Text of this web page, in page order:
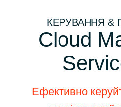
Global
Africa
Australia
Центр ресурсів
Cloud
КЕРУВАННЯ &
Ефективно